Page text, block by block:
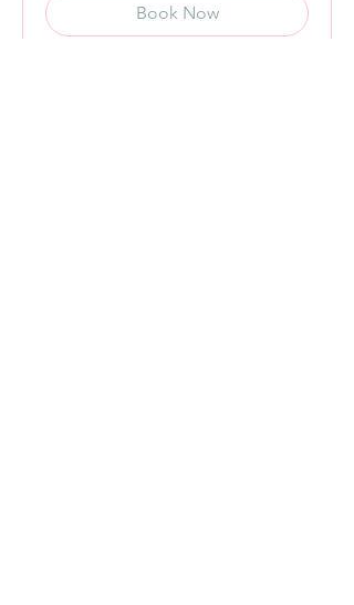
Book Now